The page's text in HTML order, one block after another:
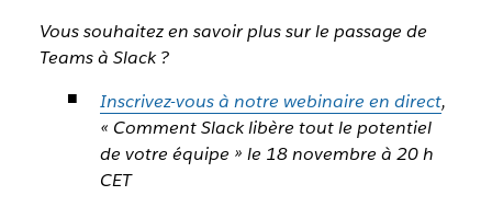
Vous souhaitez en savoir plus sur le passage de
Teams à Slack ?
Inscrivez-vous à notre webinaire en direct,
« Comment Slack libère tout le potentiel
de votre équipe » le 18 novembre à 20 h
CET